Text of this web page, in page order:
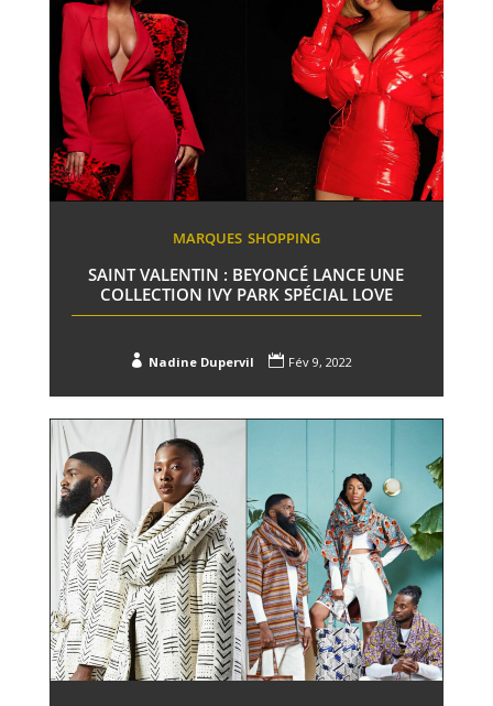
MARQUES SHOPPING
SAINT VALENTIN : BEYONCÉ LANCE UNE
COLLECTION IVY PARK SPÉCIAL LOVE
 Nadine Dupervil  Fév 9, 2022